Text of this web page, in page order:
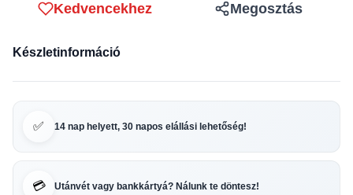
Kedvencekhez Megosztás
Készletinformáció
✅ 14 nap helyett, 30 napos elállási lehetőség!
💳 Utánvét vagy bankkártyá? Nálunk te döntesz!